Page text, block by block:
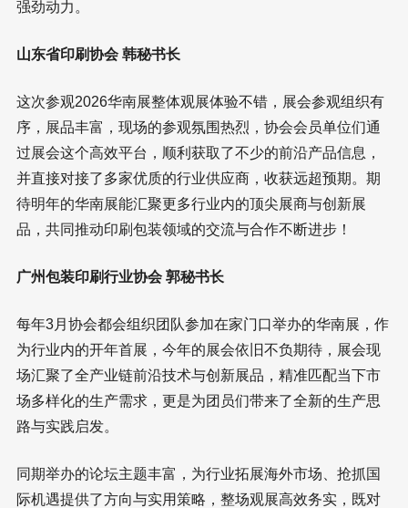
强劲动力。
山东省印刷协会 韩秘书长
这次参观2026华南展整体观展体验不错，展会参观组织有
序，展品丰富，现场的参观氛围热烈，协会会员单位们通
过展会这个高效平台，顺利获取了不少的前沿产品信息，
并直接对接了多家优质的行业供应商，收获远超预期。期
待明年的华南展能汇聚更多行业内的顶尖展商与创新展
品，共同推动印刷包装领域的交流与合作不断进步！
广州包装印刷行业协会 郭秘书长
每年3月协会都会组织团队参加在家门口举办的华南展，作
为行业内的开年首展，今年的展会依旧不负期待，展会现
场汇聚了全产业链前沿技术与创新展品，精准匹配当下市
场多样化的生产需求，更是为团员们带来了全新的生产思
路与实践启发。
同期举办的论坛主题丰富，为行业拓展海外市场、抢抓国
际机遇提供了方向与实用策略，整场观展高效务实，既对